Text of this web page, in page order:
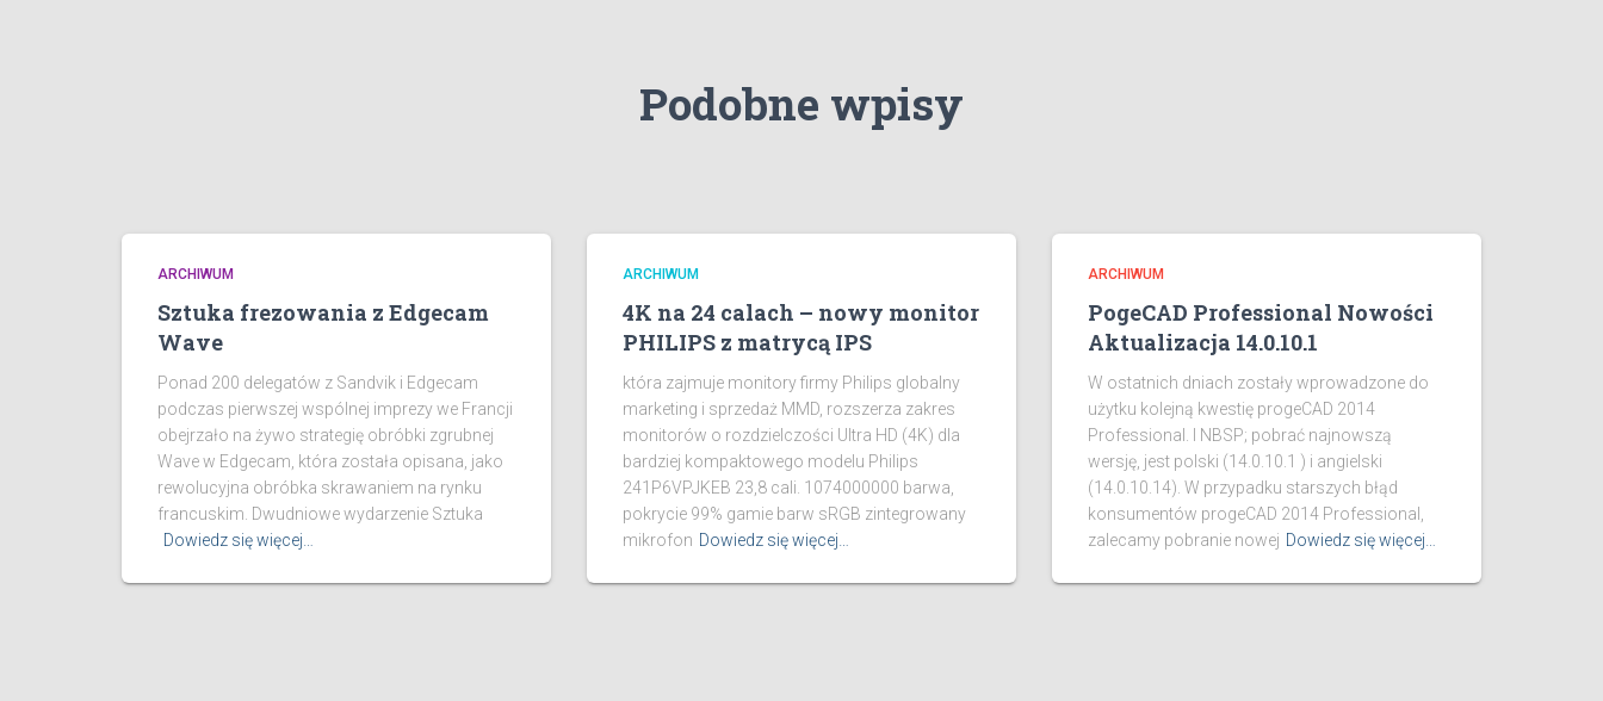
Podobne wpisy
ARCHIWUM
Sztuka frezowania z Edgecam
Wave
Ponad 200 delegatów z Sandvik i Edgecam
podczas pierwszej wspólnej imprezy we Francji
obejrzało na żywo strategię obróbki zgrubnej
Wave w Edgecam, która została opisana, jako
rewolucyjna obróbka skrawaniem na rynku
francuskim. Dwudniowe wydarzenie Sztuka
Dowiedz się więcej…
ARCHIWUM
4K na 24 calach – nowy monitor
PHILIPS z matrycą IPS
która zajmuje monitory firmy Philips globalny
marketing i sprzedaż MMD, rozszerza zakres
monitorów o rozdzielczości Ultra HD (4K) dla
bardziej kompaktowego modelu Philips
241P6VPJKEB 23,8 cali. 1074000000 barwa,
pokrycie 99% gamie barw sRGB zintegrowany
mikrofon Dowiedz się więcej…
ARCHIWUM
PogeCAD Professional Nowości
Aktualizacja 14.0.10.1
W ostatnich dniach zostały wprowadzone do
użytku kolejną kwestię progeCAD 2014
Professional. I NBSP; pobrać najnowszą
wersję, jest polski (14.0.10.1 ) i angielski
(14.0.10.14). W przypadku starszych błąd
konsumentów progeCAD 2014 Professional,
zalecamy pobranie nowej Dowiedz się więcej…